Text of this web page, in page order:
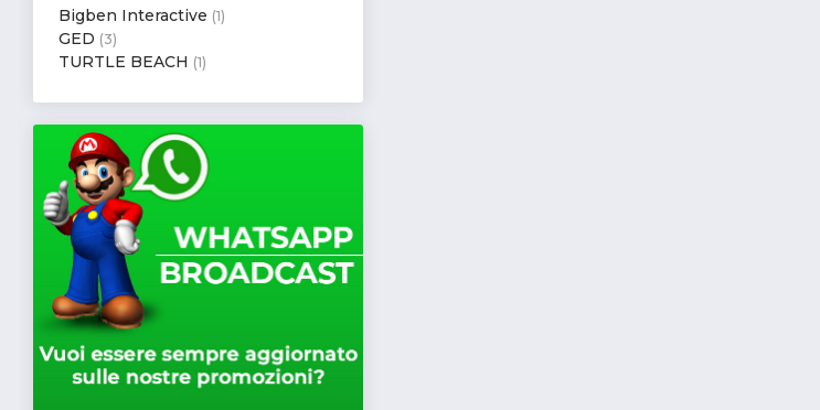
Bigben Interactive (1)
GED (3)
TURTLE BEACH (1)